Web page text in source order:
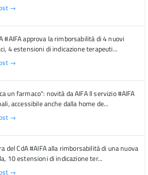
→
#AIFA approva la rimborsabilità di 4 nuovi
4 estensioni di indicazione terapeuti...
→
un farmaco": novità da AIFA Il servizio #AIFA
accessibile anche dalla home de...
→
del CdA #AIFA alla rimborsabilità di una nuova
10 estensioni di indicazione ter...
→